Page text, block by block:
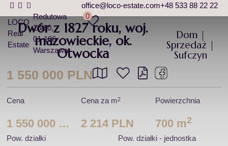
LOCO
Real
Estate
Redutowa
25/60
01-106
Warszawa
office@loco-estate.com+48 533 88 22 22
0
Dwór z 1827 roku, woj.
mazowieckie, ok.
Otwocka
Dom |
Sprzedaż |
Sufczyn
1 550 000 PLN
Cena
1 550 000 PLN
Cena za m2
2 214 PLN
Powierzchnia
700 m2
Pow. działki Pow. działki - jednostka